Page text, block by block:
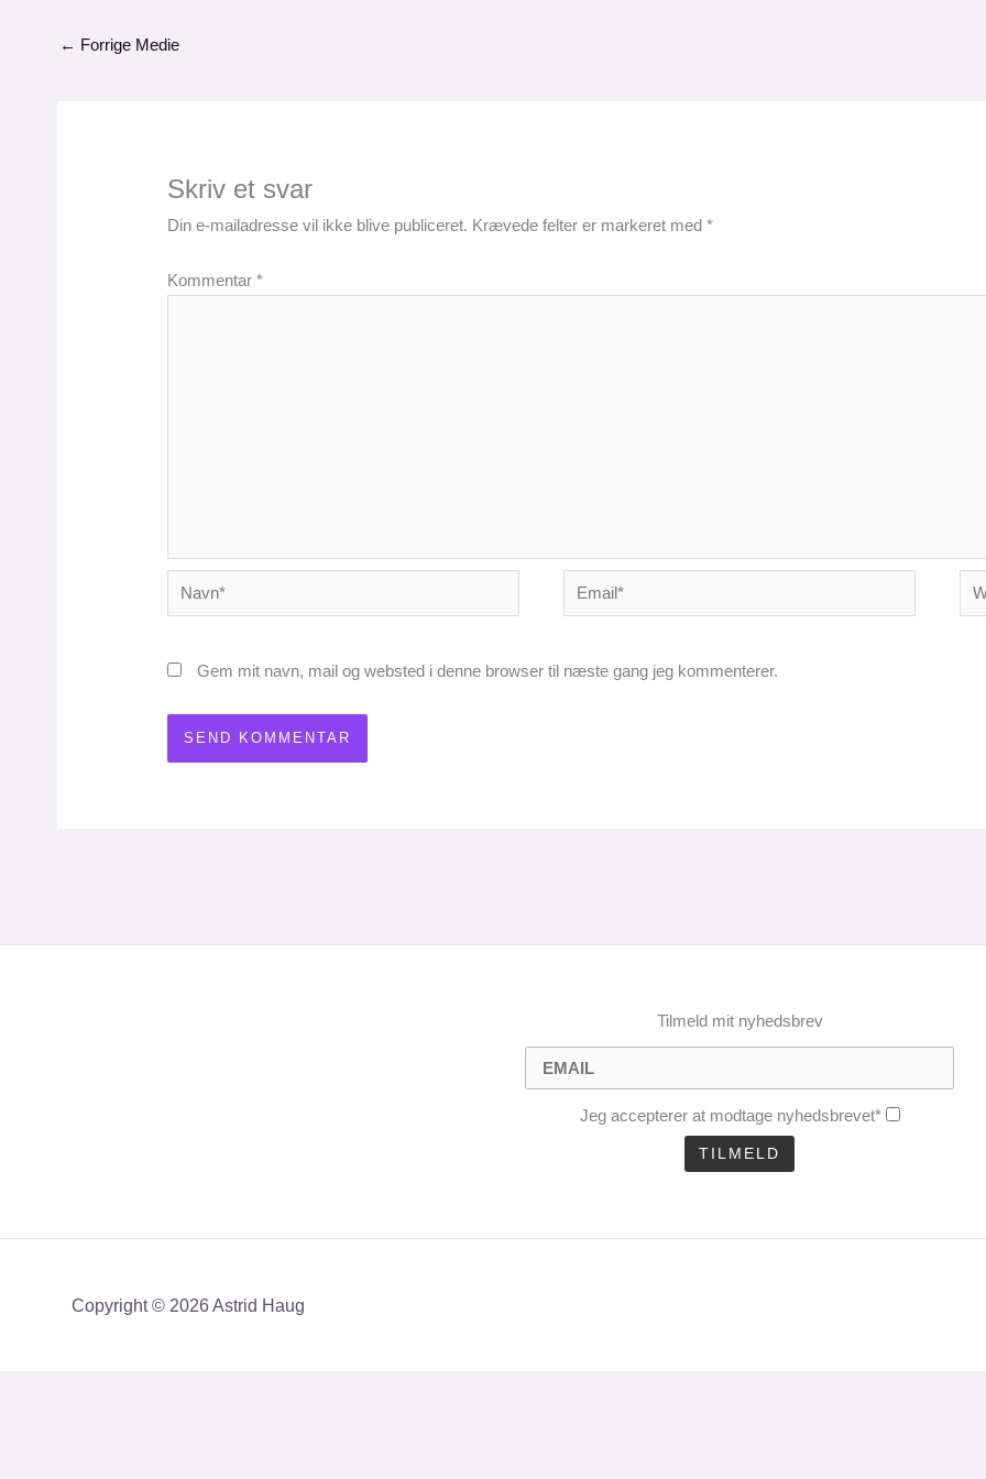
← Forrige Medie
Skriv et svar
Din e-mailadresse vil ikke blive publiceret. Krævede felter er markeret med*
Kommentar*
Navn* Email*
Gem mit navn, mail og websted i denne browser til næste gang jeg kommenterer.
Tilmeld mit nyhedsbrev
Jeg accepterer at modtage nyhedsbrevet*
Copyright © 2026 Astrid Haug